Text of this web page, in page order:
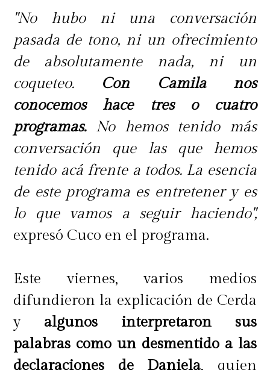
"No hubo ni una conversación
pasada de tono, ni un ofrecimiento
de absolutamente nada, ni un
coqueteo. Con Camila nos
conocemos hace tres o cuatro
programas.No hemos tenido más
conversación que las que hemos
tenido acá frente a todos. La esencia
de este programa es entretener y es
lo que vamos a seguir haciendo",
expresó Cuco en el programa.
Este viernes, varios medios
difundieron la explicación de Cerda
yalgunos interpretaron sus
palabras como un desmentido a las
declaraciones de Daniela, quien